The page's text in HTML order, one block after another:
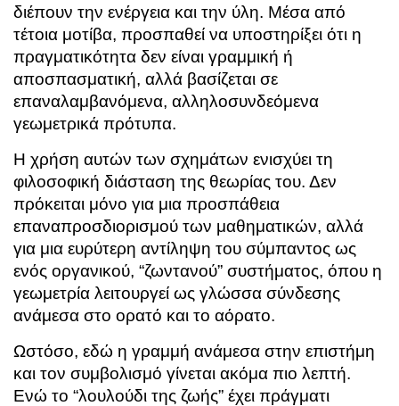
διέπουν την ενέργεια και την ύλη. Μέσα από
τέτοια μοτίβα, προσπαθεί να υποστηρίξει ότι η
πραγματικότητα δεν είναι γραμμική ή
αποσπασματική, αλλά βασίζεται σε
επαναλαμβανόμενα, αλληλοσυνδεόμενα
γεωμετρικά πρότυπα.
Η χρήση αυτών των σχημάτων ενισχύει τη
φιλοσοφική διάσταση της θεωρίας του. Δεν
πρόκειται μόνο για μια προσπάθεια
επαναπροσδιορισμού των μαθηματικών, αλλά
για μια ευρύτερη αντίληψη του σύμπαντος ως
ενός οργανικού, “ζωντανού” συστήματος, όπου η
γεωμετρία λειτουργεί ως γλώσσα σύνδεσης
ανάμεσα στο ορατό και το αόρατο.
Ωστόσο, εδώ η γραμμή ανάμεσα στην επιστήμη
και τον συμβολισμό γίνεται ακόμα πιο λεπτή.
Ενώ το “λουλούδι της ζωής” έχει πράγματι